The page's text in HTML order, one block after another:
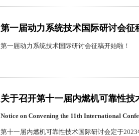
第一届动力系统技术国际研讨会征
第一届动力系统技术国际研讨会征稿开始啦！
关于召开第十一届内燃机可靠性技
Notice on Convening the 11th International
第十一届内燃机可靠性技术国际研讨会定于